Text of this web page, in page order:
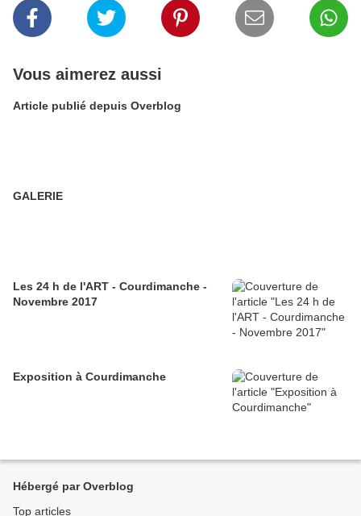
Vous aimerez aussi
Article publié depuis Overblog
GALERIE
Les 24 h de l'ART - Courdimanche -
Novembre 2017
Exposition à Courdimanche
Hébergé par Overblog
Top articles